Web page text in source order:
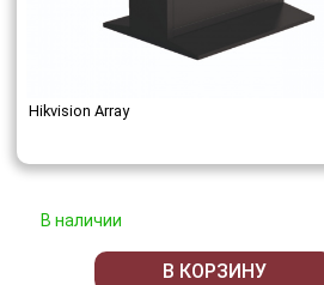
Hikvision Array
В наличии
В КОРЗИНУ